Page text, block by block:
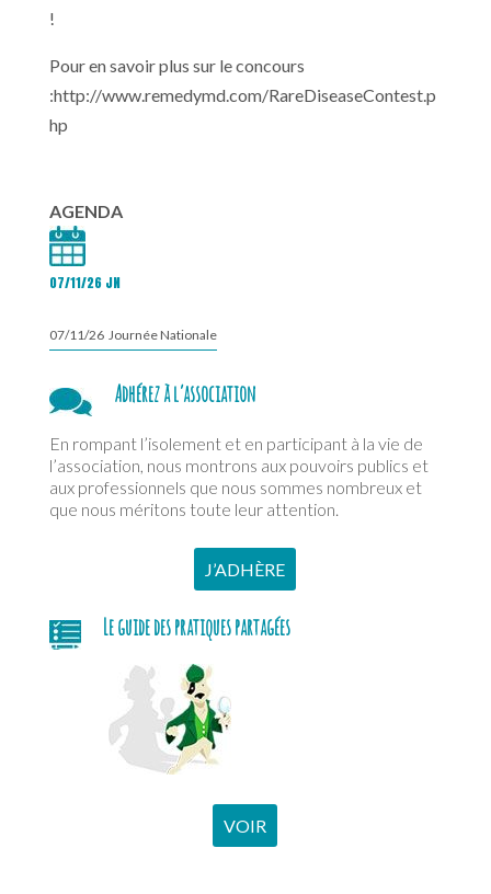
!
Pour en savoir plus sur le concours
:http://www.remedymd.com/RareDiseaseContest.p
hp
AGENDA
07/11/26 JN
07/11/26 Journée Nationale
Adhérez à l’association
En rompant l’isolement et en participant à la vie de
l’association, nous montrons aux pouvoirs publics et
aux professionnels que nous sommes nombreux et
que nous méritons toute leur attention.
J’ADHÈRE
Le guide des pratiques partagées
VOIR